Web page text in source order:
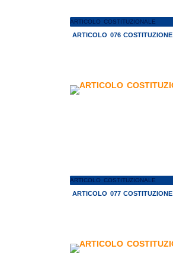
ARTICOLO COSTITUZIONALE
ARTICOLO 076 COSTITUZIONE
ARTICOLO COSTITUZIONALE
ARTICOLO 077 COSTITUZIONE